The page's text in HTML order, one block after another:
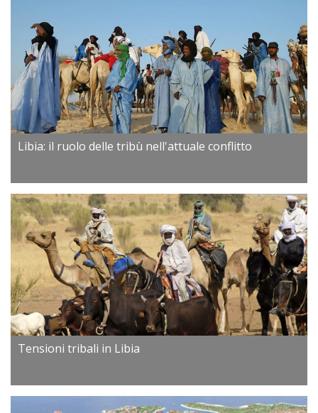
Libia: il ruolo delle tribù nell'attuale conflitto
Tensioni tribali in Libia